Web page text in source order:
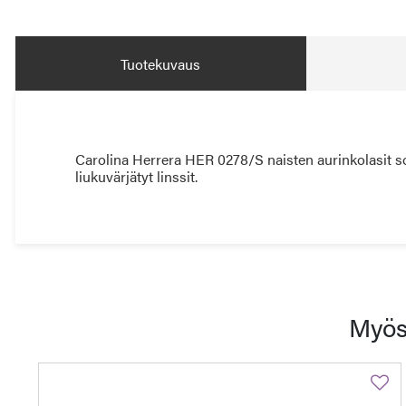
Tuotekuvaus
Carolina Herrera HER 0278/S naisten aurinkolasit
liukuvärjätyt linssit.